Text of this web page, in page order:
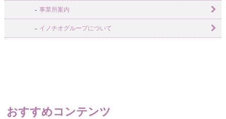
事業所案内
イノチオグループについて
おすすめコンテンツ